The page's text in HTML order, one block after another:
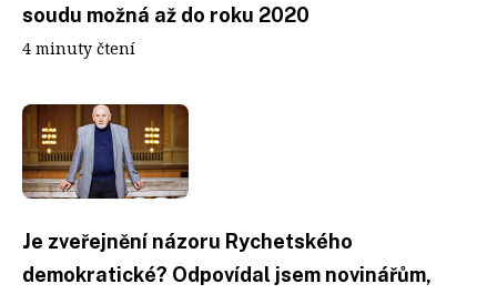
soudu možná až do roku 2020
4 minuty čtení
Je zveřejnění názoru Rychetského
demokratické? Odpovídal jsem novinářům,